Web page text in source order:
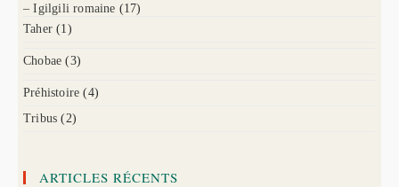
– Igilgili romaine (17)
Taher (1)
Chobae (3)
Préhistoire (4)
Tribus (2)
ARTICLES RÉCENTS